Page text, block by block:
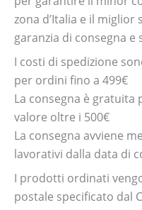
zona d’Italia e il
garanzia di consegna e
I costi di spedizione
per ordini fino a 499€
La consegna è
valore oltre i 500€
La consegna avviene
lavorativi dalla data di
I prodotti ordinati
postale specificato dal